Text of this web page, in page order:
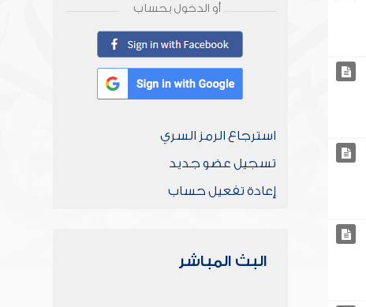
أو الدخول بحساب
استرجاع الرمز السري
تسجيل عضو جديد
إعادة تفعيل حساب
البث المباشر